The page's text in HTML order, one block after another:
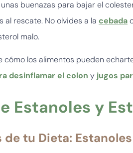
buenazas para bajar el
al rescate. No olvides a la cebada
malo.
cómo los alimentos pueden
desinflamar el colon y jugos
Estanoles y
de tu Dieta: